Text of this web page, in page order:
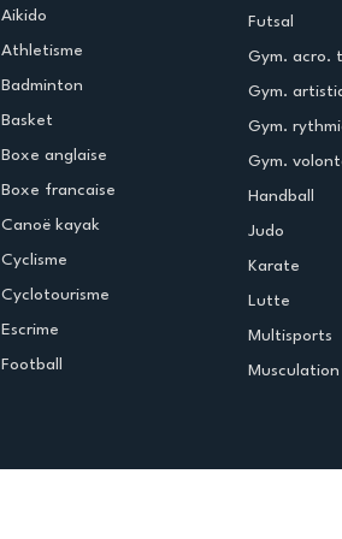
Aikido
Athletisme
Badminton
Basket
Boxe anglaise
Boxe francaise
Canoë kayak
Cyclisme
Cyclotourisme
Escrime
Football
Futsal
Gym. acro.
Gym.
Gym.
Gym.
Handball
Judo
Karate
Lutte
Multisports
Musculation